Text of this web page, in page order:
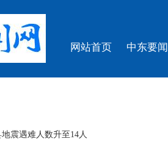
网站首页 中东要闻
地震遇难人数升至14人